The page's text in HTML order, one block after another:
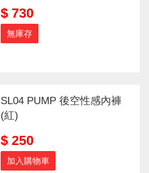
$ 730
無庫存
SL04 PUMP 後空性感內褲
(紅)
$ 250
加入購物車